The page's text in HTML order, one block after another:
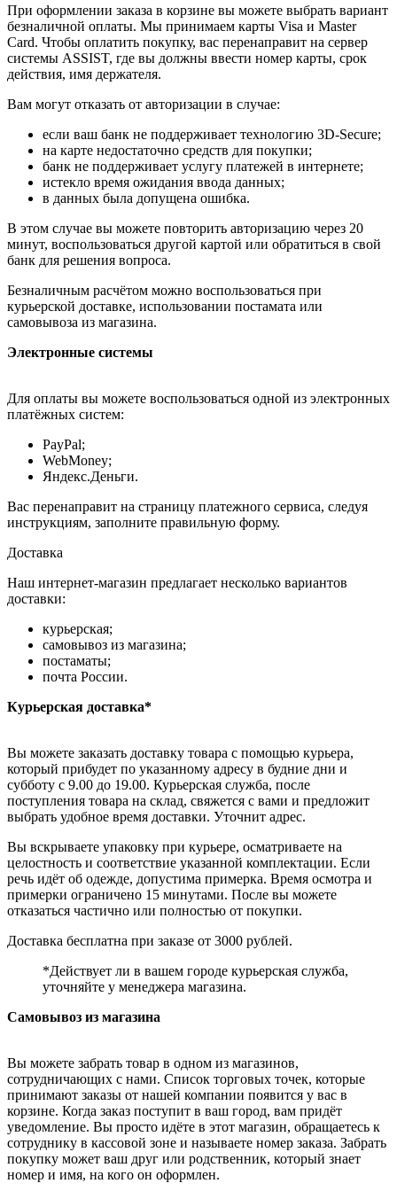
При оформлении заказа в корзине вы можете выбрать вариант
безналичной оплаты. Мы принимаем карты Visa и Master
Card. Чтобы оплатить покупку, вас перенаправит на сервер
системы ASSIST, где вы должны ввести номер карты, срок
действия, имя держателя.
Вам могут отказать от авторизации в случае:
если ваш банк не поддерживает технологию 3D-Secure;
на карте недостаточно средств для покупки;
банк не поддерживает услугу платежей в интернете;
истекло время ожидания ввода данных;
в данных была допущена ошибка.
В этом случае вы можете повторить авторизацию через 20
минут, воспользоваться другой картой или обратиться в свой
банк для решения вопроса.
Безналичным расчётом можно воспользоваться при
курьерской доставке, использовании постамата или
самовывоза из магазина.
Электронные системы
Для оплаты вы можете воспользоваться одной из электронных
платёжных систем:
PayPal;
WebMoney;
Яндекс.Деньги.
Вас перенаправит на страницу платежного сервиса, следуя
инструкциям, заполните правильную форму.
Доставка
Наш интернет-магазин предлагает несколько вариантов
доставки:
курьерская;
самовывоз из магазина;
постаматы;
почта России.
Курьерская доставка*
Вы можете заказать доставку товара с помощью курьера,
который прибудет по указанному адресу в будние дни и
субботу с 9.00 до 19.00. Курьерская служба, после
поступления товара на склад, свяжется с вами и предложит
выбрать удобное время доставки. Уточнит адрес.
Вы вскрываете упаковку при курьере, осматриваете на
целостность и соответствие указанной комплектации. Если
речь идёт об одежде, допустима примерка. Время осмотра и
примерки ограничено 15 минутами. После вы можете
отказаться частично или полностью от покупки.
Доставка бесплатна при заказе от 3000 рублей.
*Действует ли в вашем городе курьерская служба,
уточняйте у менеджера магазина.
Самовывоз из магазина
Вы можете забрать товар в одном из магазинов,
сотрудничающих с нами. Список торговых точек, которые
принимают заказы от нашей компании появится у вас в
корзине. Когда заказ поступит в ваш город, вам придёт
уведомление. Вы просто идёте в этот магазин, обращаетесь к
сотруднику в кассовой зоне и называете номер заказа. Забрать
покупку может ваш друг или родственник, который знает
номер и имя, на кого он оформлен.